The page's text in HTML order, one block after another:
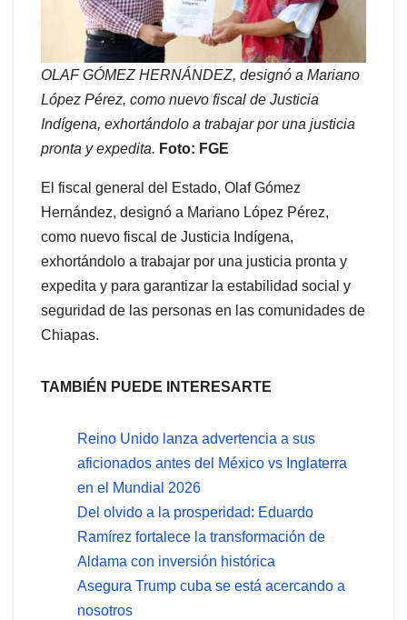
OLAF GÓMEZ HERNÁNDEZ, designó a Mariano
López Pérez, como nuevo fiscal de Justicia
Indígena, exhortándolo a trabajar por una justicia
pronta y expedita. Foto: FGE
El fiscal general del Estado, Olaf Gómez
Hernández, designó a Mariano López Pérez,
como nuevo fiscal de Justicia Indígena,
exhortándolo a trabajar por una justicia pronta y
expedita y para garantizar la estabilidad social y
seguridad de las personas en las comunidades de
Chiapas.
TAMBIÉN PUEDE INTERESARTE
Reino Unido lanza advertencia a sus
aficionados antes del México vs Inglaterra
en el Mundial 2026
Del olvido a la prosperidad: Eduardo
Ramírez fortalece la transformación de
Aldama con inversión histórica
Asegura Trump cuba se está acercando a
nosotros